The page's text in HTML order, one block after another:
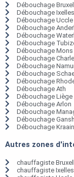
Débouchage
Débouchage Ixelles
Débouchage Uccle
Débouchage
Débouchage
Débouchage
Débouchage Mons
Débouchage
Débouchage
Débouchage
Débouchage
Débouchage Ath
Débouchage Liège
Débouchage Arlon
Débouchage
Débouchage
Débouchage
Autres zones
chauffagiste
chauffagiste Ixelles